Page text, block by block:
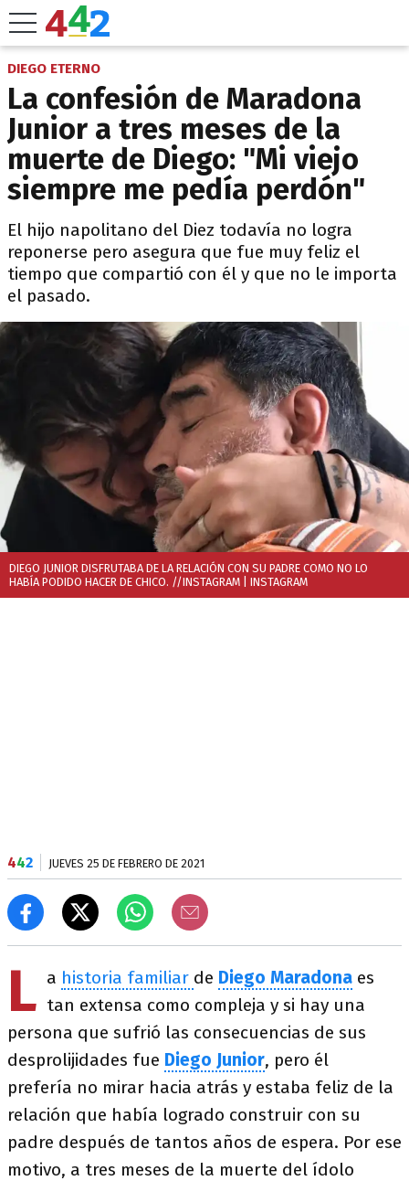
DIEGO ETERNO
La confesión de Maradona
Junior a tres meses de la
muerte de Diego: "Mi viejo
siempre me pedía perdón"
El hijo napolitano del Diez todavía no logra
reponerse pero asegura que fue muy feliz el
tiempo que compartió con él y que no le importa
el pasado.
DIEGO JUNIOR DISFRUTABA DE LA RELACIÓN CON SU PADRE COMO NO LO
HABÍA PODIDO HACER DE CHICO. //INSTAGRAM | INSTAGRAM
442 JUEVES 25 DE FEBRERO DE 2021
L a historia familiar de Diego Maradona es
tan extensa como compleja y si hay una
persona que sufrió las consecuencias de sus
desprolijidades fue Diego Junior, pero él
prefería no mirar hacia atrás y estaba feliz de la
relación que había logrado construir con su
padre después de tantos años de espera. Por ese
motivo, a tres meses de la muerte del ídolo